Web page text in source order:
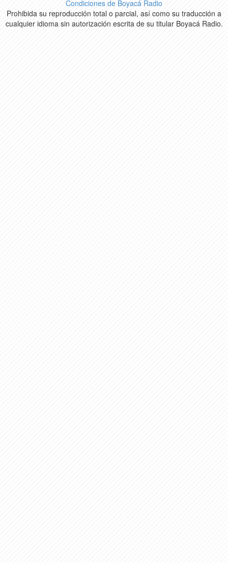
Condiciones de Boyacá Radio
Prohibida su reproducción total o parcial, así como su traducción a
cualquier idioma sin autorización escrita de su titular Boyacá Radio.